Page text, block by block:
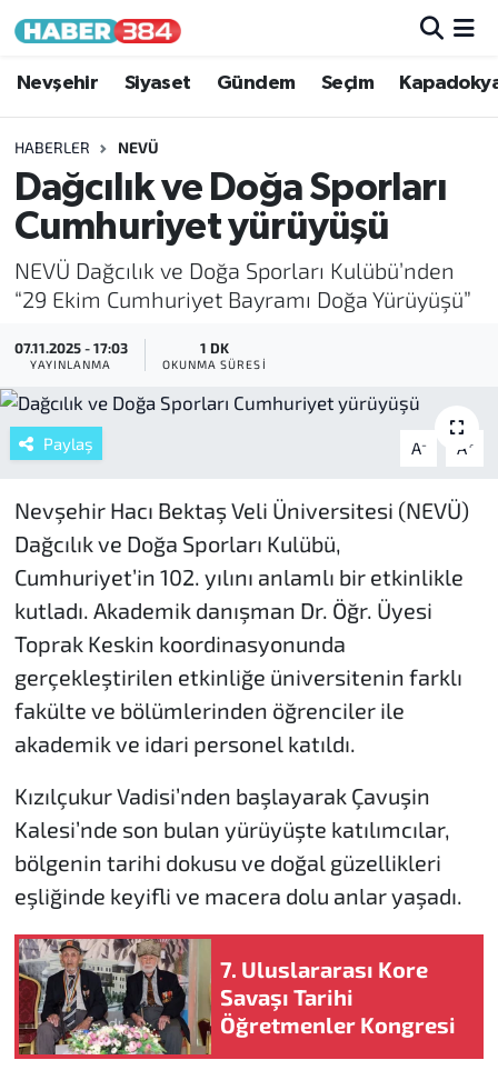
Nevşehir Siyaset Gündem Seçim
HABERLER NEVÜ
Dağcılık ve Doğa Sporları
Cumhuriyet yürüyüşü
NEVÜ Dağcılık ve Doğa Sporları Kulübü’nden
“29 Ekim Cumhuriyet Bayramı Doğa Yürüyüşü”
07.11.2025 - 17:03
YAYINLANMA
1 DK
OKUNMA SÜRESI
Paylaş A- A+
Nevşehir Hacı Bektaş Veli Üniversitesi (NEVÜ)
Dağcılık ve Doğa Sporları Kulübü,
Cumhuriyet’in 102. yılını anlamlı bir etkinlikle
kutladı. Akademik danışman Dr. Öğr. Üyesi
Toprak Keskin koordinasyonunda
gerçekleştirilen etkinliğe üniversitenin farklı
fakülte ve bölümlerinden öğrenciler ile
akademik ve idari personel katıldı.
Kızılçukur Vadisi’nden başlayarak Çavuşin
Kalesi’nde son bulan yürüyüşte katılımcılar,
bölgenin tarihi dokusu ve doğal güzellikleri
eşliğinde keyifli ve macera dolu anlar yaşadı.
7. Uluslararası Kore
Savaşı Tarihi
Öğretmenler Kongresi
Nöbetçi Eczaneler
Hava Durumu
Trafik Durumu
Süper Lig Puan Durumu ve Fikstür
Tüm Manşetler
Son Dakika Haberleri
Haber Arşivi